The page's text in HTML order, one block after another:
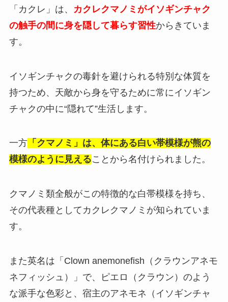
「カクレ」は、
カクレクマノミがイソギンチャク
の触手の間に身を隠して暮らす習性からきていま
す。
イソギンチャクの毒針を避けられる特別な体質を
持つため、天敵から身を守るために常にイソギン
チャクの中に“隠れて”生活します。
一方「クマノミ」は、体にある白い帯模様が熊の
模様のように見えることから名付けられました。
クマノミ類全般がこの特徴的な白帯模様を持ち、
その代表種としてカクレクマノミが知られていま
す。
また英名は「Clown anemonefish（クラウンアネモ
ネフィッシュ）」で、ピエロ（クラウン）のよう
な派手な色彩と、宿主のアネモネ（イソギンチャ